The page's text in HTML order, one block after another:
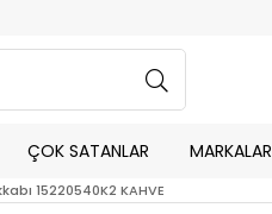
ÇOK SATANLAR MARKALAR
15220540K2 KAHVE